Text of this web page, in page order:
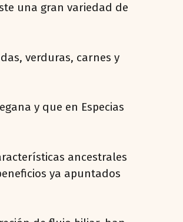
una gran variedad de
verduras, carnes y
y que en Especias
ancestrales
ya apuntados